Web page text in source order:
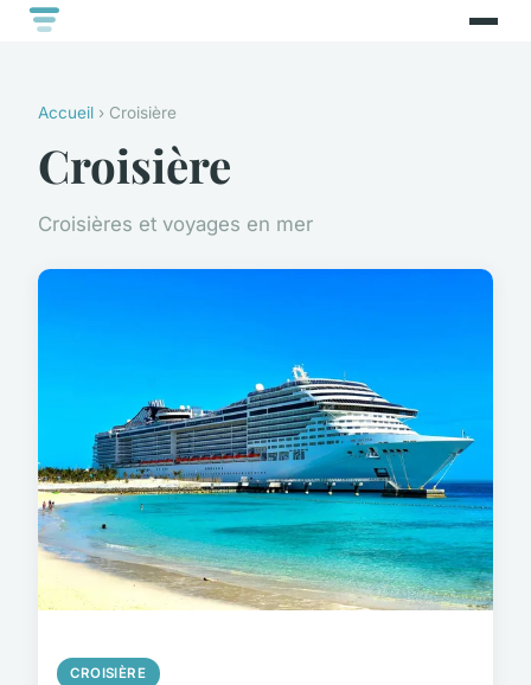
Accueil › Croisière
Croisière
Croisières et voyages en mer
CROISIÈRE